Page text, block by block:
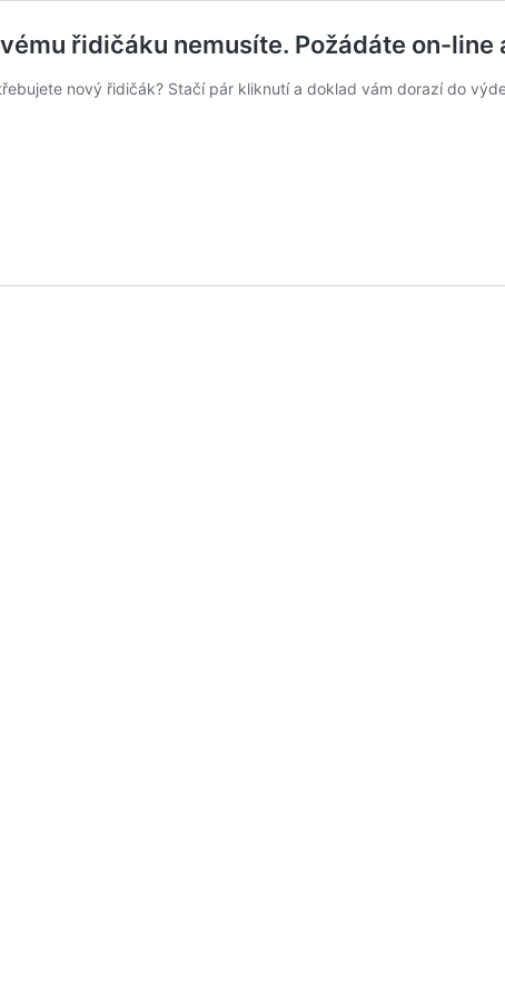
řidičáku nemusíte. Požádáte on-
nový řidičák? Stačí pár kliknutí a doklad vám dorazí do